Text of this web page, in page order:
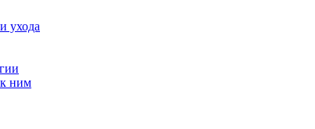
ухода
к ним